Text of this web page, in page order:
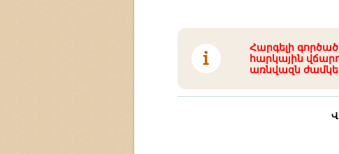
Հարգելի
հարկային
առնվազն